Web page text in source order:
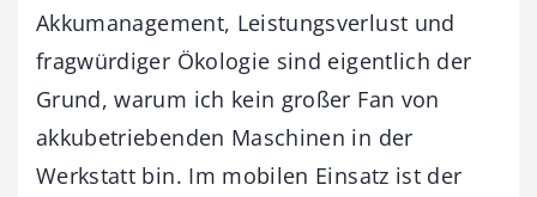
Akkumanagement, Leistungsverlust und
fragwürdiger Ökologie sind eigentlich der
Grund, warum ich kein großer Fan von
akkubetriebenden Maschinen in der
Werkstatt bin. Im mobilen Einsatz ist der